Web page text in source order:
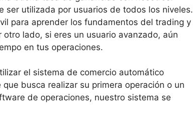
ser utilizada por usuarios de todos los niveles.
para aprender los fundamentos del trading y
lado, si eres un usuario avanzado, aún
en tus operaciones.
el sistema de comercio automático
busca realizar su primera operación o un
de operaciones, nuestro sistema se